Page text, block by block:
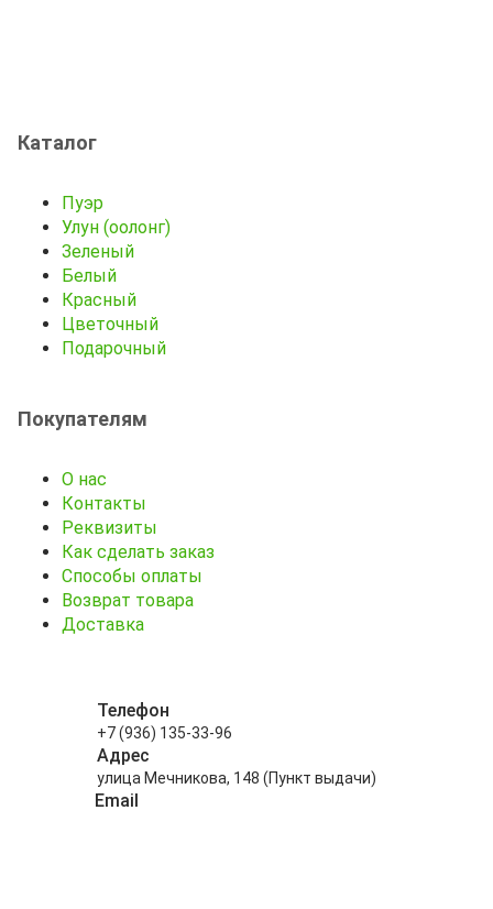
Каталог
Пуэр
Улун (оолонг)
Зеленый
Белый
Красный
Цветочный
Подарочный
Покупателям
О нас
Контакты
Реквизиты
Как сделать заказ
Способы оплаты
Возврат товара
Доставка
Телефон
+7 (936) 135-33-96
Адрес
улица Мечникова, 148 (Пункт выдачи)
Email